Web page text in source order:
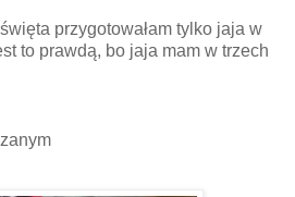
przygotowałam tylko jaja w
to prawdą, bo jaja mam w trzech